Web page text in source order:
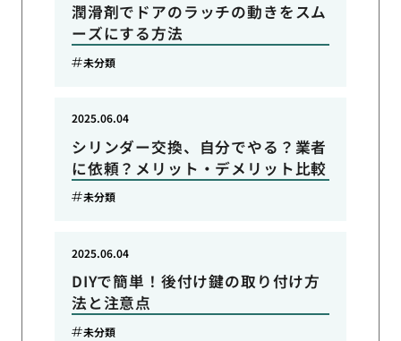
潤滑剤でドアのラッチの動きをスム
ーズにする方法
未分類
シリンダー交換、自分でやる？業者
に依頼？メリット・デメリット比較
2025.06.04
未分類
DIYで簡単！後付け鍵の取り付け方
法と注意点
2025.06.04
未分類